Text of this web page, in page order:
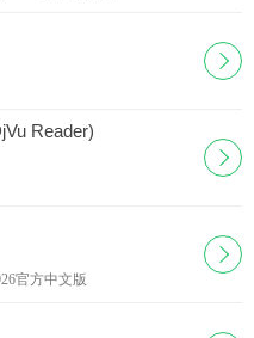
Reader)
官方中文版